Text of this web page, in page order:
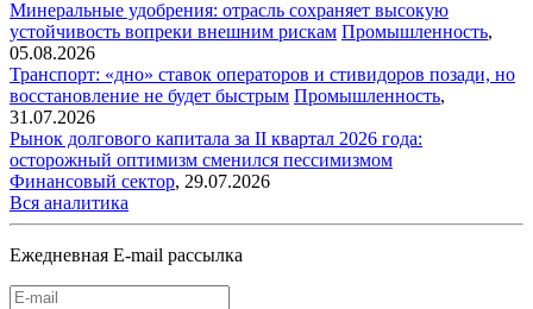
Минеральные удобрения: отрасль сохраняет высокую
устойчивость вопреки внешним рискам Промышленность,
05.08.2026
Транспорт: «дно» ставок операторов и стивидоров позади, но
восстановление не будет быстрым Промышленность,
31.07.2026
Рынок долгового капитала за II квартал 2026 года:
осторожный оптимизм сменился пессимизмом
Финансовый сектор, 29.07.2026
Вся аналитика
Ежедневная E-mail рассылка